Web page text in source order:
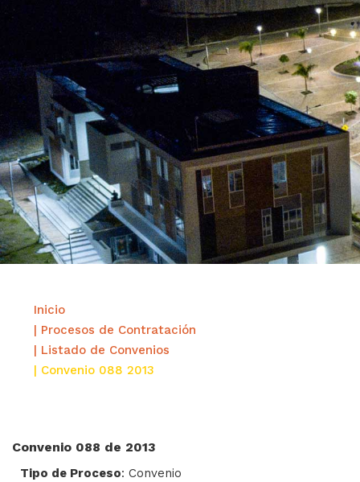
Inicio
| Procesos de Contratación
| Listado de Convenios
| Convenio 088 2013
Convenio 088 de 2013
Tipo de Proceso: Convenio